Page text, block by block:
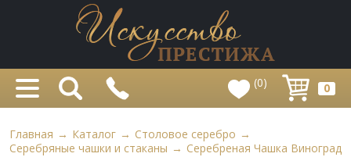
(0) 0
Главная → Каталог → Столовое серебро →
Серебряные чашки и стаканы → Серебреная Чашка Виноград